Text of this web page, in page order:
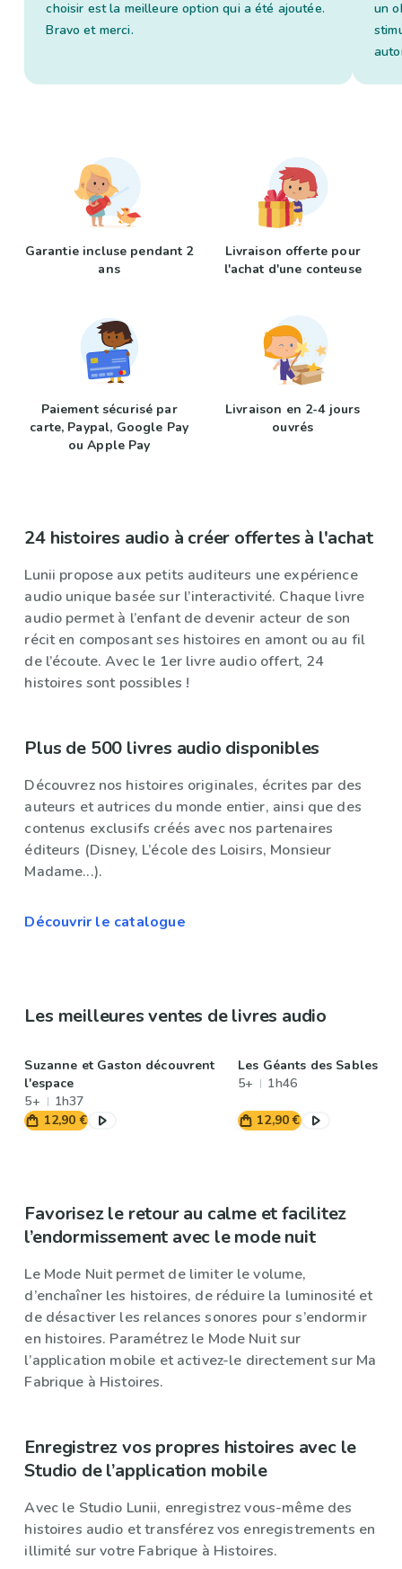
choisir est la meilleure option qui a été ajoutée.
Bravo et merci.
un
Garantie incluse pendant 2
ans
Livraison offerte pour
l'achat d'une conteuse
Paiement sécurisé par
carte, Paypal, Google Pay
ou Apple Pay
Livraison en 2-4 jours
ouvrés
24 histoires audio à créer offertes à l'achat
Lunii propose aux petits auditeurs une expérience
audio unique basée sur l’interactivité. Chaque livre
audio permet à l’enfant de devenir acteur de son
récit en composant ses histoires en amont ou au fil
de l’écoute. Avec le 1er livre audio offert, 24
histoires sont possibles !
Plus de 500 livres audio disponibles
Découvrez nos histoires originales, écrites par des
auteurs et autrices du monde entier, ainsi que des
contenus exclusifs créés avec nos partenaires
éditeurs (Disney, L’école des Loisirs, Monsieur
Madame...).
Découvrir le catalogue
Les meilleures ventes de livres audio
Suzanne et Gaston découvrent
l'espace
5+
1h37
12,90 €
Les Géants des Sables
5+
1h46
12,90 €
Favorisez le retour au calme et facilitez
l’endormissement avec le mode nuit
Le Mode Nuit permet de limiter le volume,
d’enchaîner les histoires, de réduire la luminosité et
de désactiver les relances sonores pour s’endormir
en histoires. Paramétrez le Mode Nuit sur
l’application mobile et activez-le directement sur Ma
Fabrique à Histoires.
Enregistrez vos propres histoires avec le
Studio de l’application mobile
Avec le Studio Lunii, enregistrez vous-même des
histoires audio et transférez vos enregistrements en
illimité sur votre Fabrique à Histoires.